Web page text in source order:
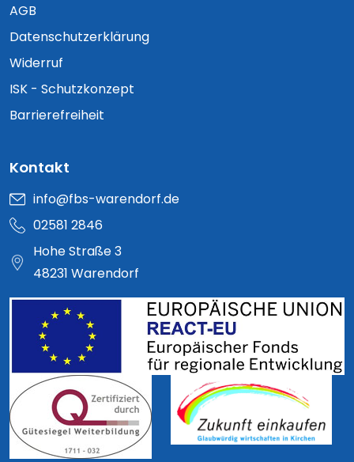
AGB
Datenschutzerklärung
Widerruf
ISK - Schutzkonzept
Barrierefreiheit
Kontakt
info@fbs-warendorf.de
02581 2846
Hohe Straße 3
48231 Warendorf